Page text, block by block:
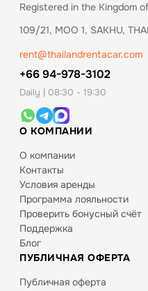
Registered in the Kingdom
109/21, MOO 1, SAKHU,
rent@thailandrentacar.com
+66 94-978-3102
Daily | 08:30 - 19:30
О КОМПАНИИ
О компании
Контакты
Условия аренды
Программа лояльности
Проверить бонусный счёт
Поддержка
Блог
ПУБЛИЧНАЯ ОФЕРТА
Публичная оферта